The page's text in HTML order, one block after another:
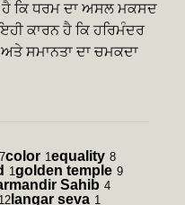
ਹੈ ਕਿ ਧਰਮ ਦਾ ਅਸਲ ਮਕਸਦ
ਕਾਰਨ ਹੈ ਕਿ ਹਰਿਮੰਦਰ
ਸਮਾਨਤਾ ਦਾ ਚਮਕਦਾ
7color 1equality 8
1golden temple 9
Sahib 4
12 langar seva 1